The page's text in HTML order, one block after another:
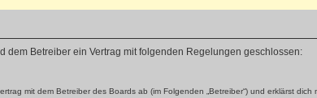
dem Betreiber ein Vertrag mit folgenden Regelungen geschlossen:
mit dem Betreiber des Boards ab (im Folgenden „Betreiber“) und erklärst